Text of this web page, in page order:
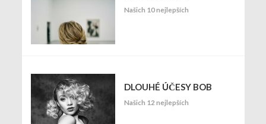
Našich 10 nejlepších
DLOUHÉ ÚČESY BOB
Našich 12 nejlepších